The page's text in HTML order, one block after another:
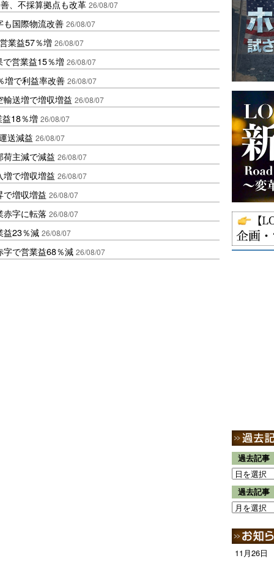
、不採算拠点も改革 26/08/07
も国際物流改善 26/08/07
業益57％増 26/08/07
営業益15％増 26/08/07
増で利益率改善 26/08/07
送増で増収増益 26/08/07
18％増 26/08/07
送減益 26/08/07
主減で減益 26/08/07
で増収増益 26/08/07
で増収増益 26/08/07
赤字に転落 26/08/07
益23％減 26/08/07
字で営業益68％減 26/08/07
過去記事
過去記事
11月26日